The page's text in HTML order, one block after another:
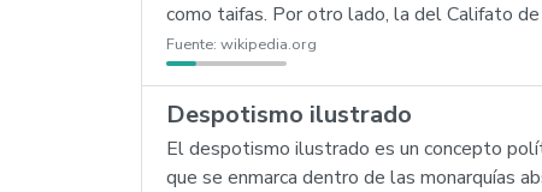
como taifas. Por otro lado, la del Califato
Fuente: wikipedia.org
Despotismo ilustrado
El despotismo ilustrado es un concepto
que se enmarca dentro de las monarquías